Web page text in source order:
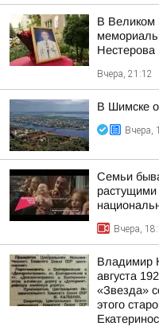
В Великом
Нестерова
Вчера, 21:12
В Шимске
Вчера,
Семьи
растущими
Вчера,
Владимир
августа
«Звезда»
этого